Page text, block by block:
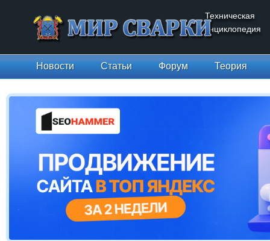
Техническая
энциклопедия
Новости Статьи Форум Теория